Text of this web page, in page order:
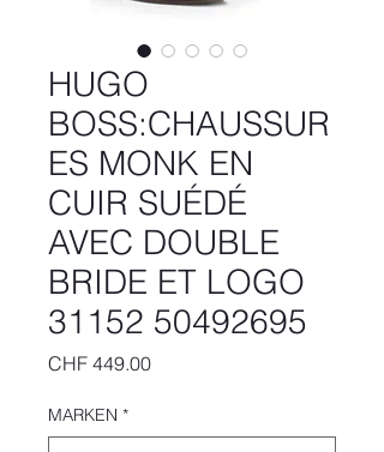
HUGO
BOSS:CHAUSSUR
ES MONK EN
CUIR SUÉDÉ
AVEC DOUBLE
BRIDE ET LOGO
31152 50492695
CHF 449.00Preis
MARKEN *